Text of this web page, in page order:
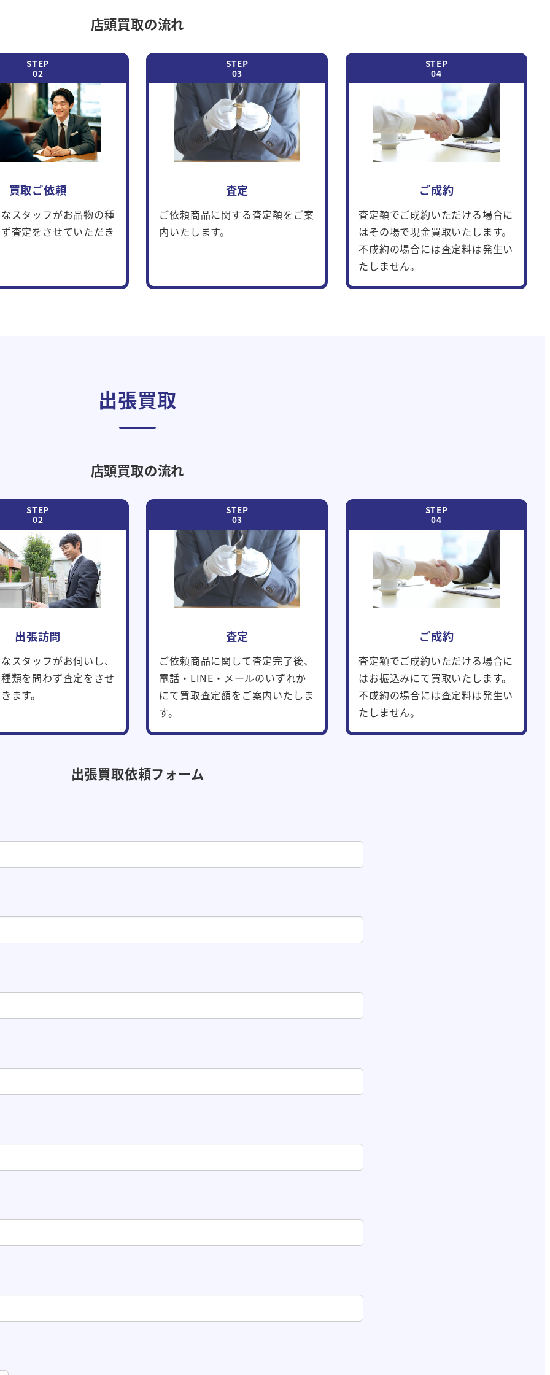
店頭買取の流れ
買取ご依頼
スタッフがお品物の種
査定をさせていただき
査定
ご依頼商品に関する査定額をご案
内いたします。
ご成約
査定額でご成約いただける場合に
はその場で現金買取いたします。
不成約の場合には査定料は発生い
たしません。
出張買取
店頭買取の流れ
出張訪問
スタッフがお伺いし、
類を問わず査定をさせ
ます。
査定
ご依頼商品に関して査定完了後、
電話・LINE・メールのいずれか
にて買取査定額をご案内いたしま
す。
ご成約
査定額でご成約いただける場合に
はお振込みにて買取いたします。
不成約の場合には査定料は発生い
たしません。
出張買取依頼フォーム